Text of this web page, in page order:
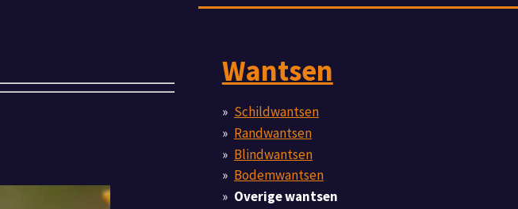
Wantsen
Schildwantsen
Randwantsen
Blindwantsen
Bodemwantsen
Overige wantsen